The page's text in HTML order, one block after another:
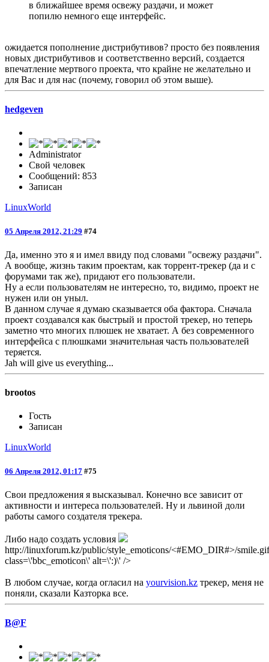
в ближайшее время освежу раздачи, и может
попилю немного еще интерфейс.
ожидается пополнение дистрибутивов? просто без появления
новых дистрибутивов и соответственно версий, создается
впечатление мертвого проекта, что крайне не желательно и
для Вас и для нас (почему, говорил об этом выше).
hedgeven
Administrator
Свой человек
Сообщений: 853
Записан
LinuxWorld
05 Апреля 2012, 21:29 #74
Да, именно это я и имел ввиду под словами "освежу раздачи".
А вообще, жизнь таким проектам, как торрент-трекер (да и с
форумами так же), придают его пользователи.
Ну а если пользователям не интересно, то, видимо, проект не
нужен или он уныл.
В данном случае я думаю сказывается оба фактора. Сначала
проект создавался как быстрый и простой трекер, но теперь
заметно что многих плюшек не хватает. А без современного
интерфейса с плюшками значительная часть пользователей
теряется.
Jah will give us everything...
brootos
Гость
Записан
LinuxWorld
06 Апреля 2012, 01:17 #75
Свои предложения я высказывал. Конечно все зависит от
активности и интереса пользователей. Ну и львиной доли
работы самого создателя трекера.
Либо надо создать условия
http://linuxforum.kz/public/style_emoticons/<#EMO_DIR#>/
class=\'bbc_emoticon\' alt=\':)\' />
В любом случае, когда огласил на yourvision.kz трекер, меня не
поняли, сказали Казторка все.
B@F